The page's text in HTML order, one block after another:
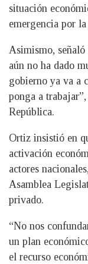
situación
emergencia por
Asimismo,
aún no ha dado
gobierno ya va a
ponga a
República.
Ortiz insistió en
activación
actores
Asamblea
privado.
“No nos
un plan
el recurso